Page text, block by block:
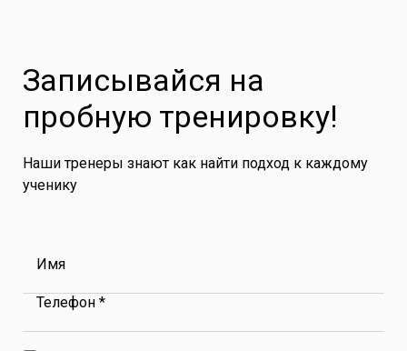
Записывайся на
пробную тренировку!
Наши тренеры знают как найти подход к каждому
ученику
Имя
Телефон *